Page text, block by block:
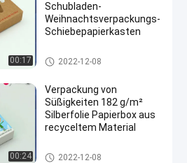
00:17
Schubladen-
Weihnachtsverpackungs-
Schiebepapierkasten
Fach-Papierkasten
2022-12-08
00:24
Verpackung von
Süßigkeiten 182 g/m²
Silberfolie Papierbox aus
recyceltem Material
Fach-Papierkasten
2022-12-08